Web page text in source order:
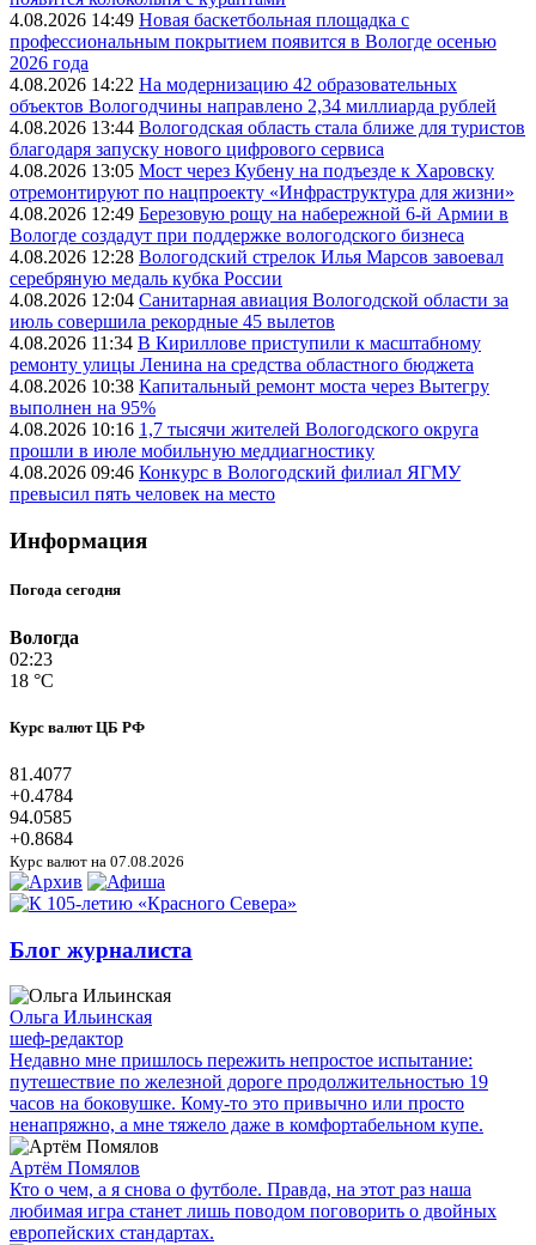
4.08.2026 14:49 Новая баскетбольная площадка с
профессиональным покрытием появится в Вологде осенью
2026 года
4.08.2026 14:22 На модернизацию 42 образовательных
объектов Вологодчины направлено 2,34 миллиарда рублей
4.08.2026 13:44 Вологодская область стала ближе для туристов
благодаря запуску нового цифрового сервиса
4.08.2026 13:05 Мост через Кубену на подъезде к Харовску
отремонтируют по нацпроекту «Инфраструктура для жизни»
4.08.2026 12:49 Березовую рощу на набережной 6-й Армии в
Вологде создадут при поддержке вологодского бизнеса
4.08.2026 12:28 Вологодский стрелок Илья Марсов завоевал
серебряную медаль кубка России
4.08.2026 12:04 Санитарная авиация Вологодской области за
июль совершила рекордные 45 вылетов
4.08.2026 11:34 В Кириллове приступили к масштабному
ремонту улицы Ленина на средства областного бюджета
4.08.2026 10:38 Капитальный ремонт моста через Вытегру
выполнен на 95%
4.08.2026 10:16 1,7 тысячи жителей Вологодского округа
прошли в июле мобильную меддиагностику
4.08.2026 09:46 Конкурс в Вологодский филиал ЯГМУ
превысил пять человек на место
Информация
Погода сегодня
Вологда
02:23
18 °C
Курс валют ЦБ РФ
81.4077
+0.4784
94.0585
+0.8684
Курс валют на 07.08.2026
Блог журналиста
Ольга Ильинская
шеф-редактор
Недавно мне пришлось пережить непростое испытание:
путешествие по железной дороге продолжительностью 19
часов на боковушке. Кому-то это привычно или просто
ненапряжно, а мне тяжело даже в комфортабельном купе.
Артём Помялов
Кто о чем, а я снова о футболе. Правда, на этот раз наша
любимая игра станет лишь поводом поговорить о двойных
европейских стандартах.